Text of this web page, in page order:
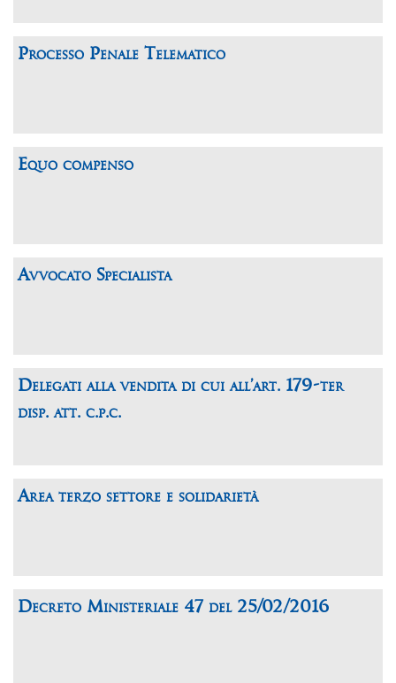
Processo Penale Telematico
Equo compenso
Avvocato Specialista
Delegati alla vendita di cui all’art. 179-ter
disp. att. c.p.c.
Area terzo settore e solidarietà
Decreto Ministeriale 47 del 25/02/2016